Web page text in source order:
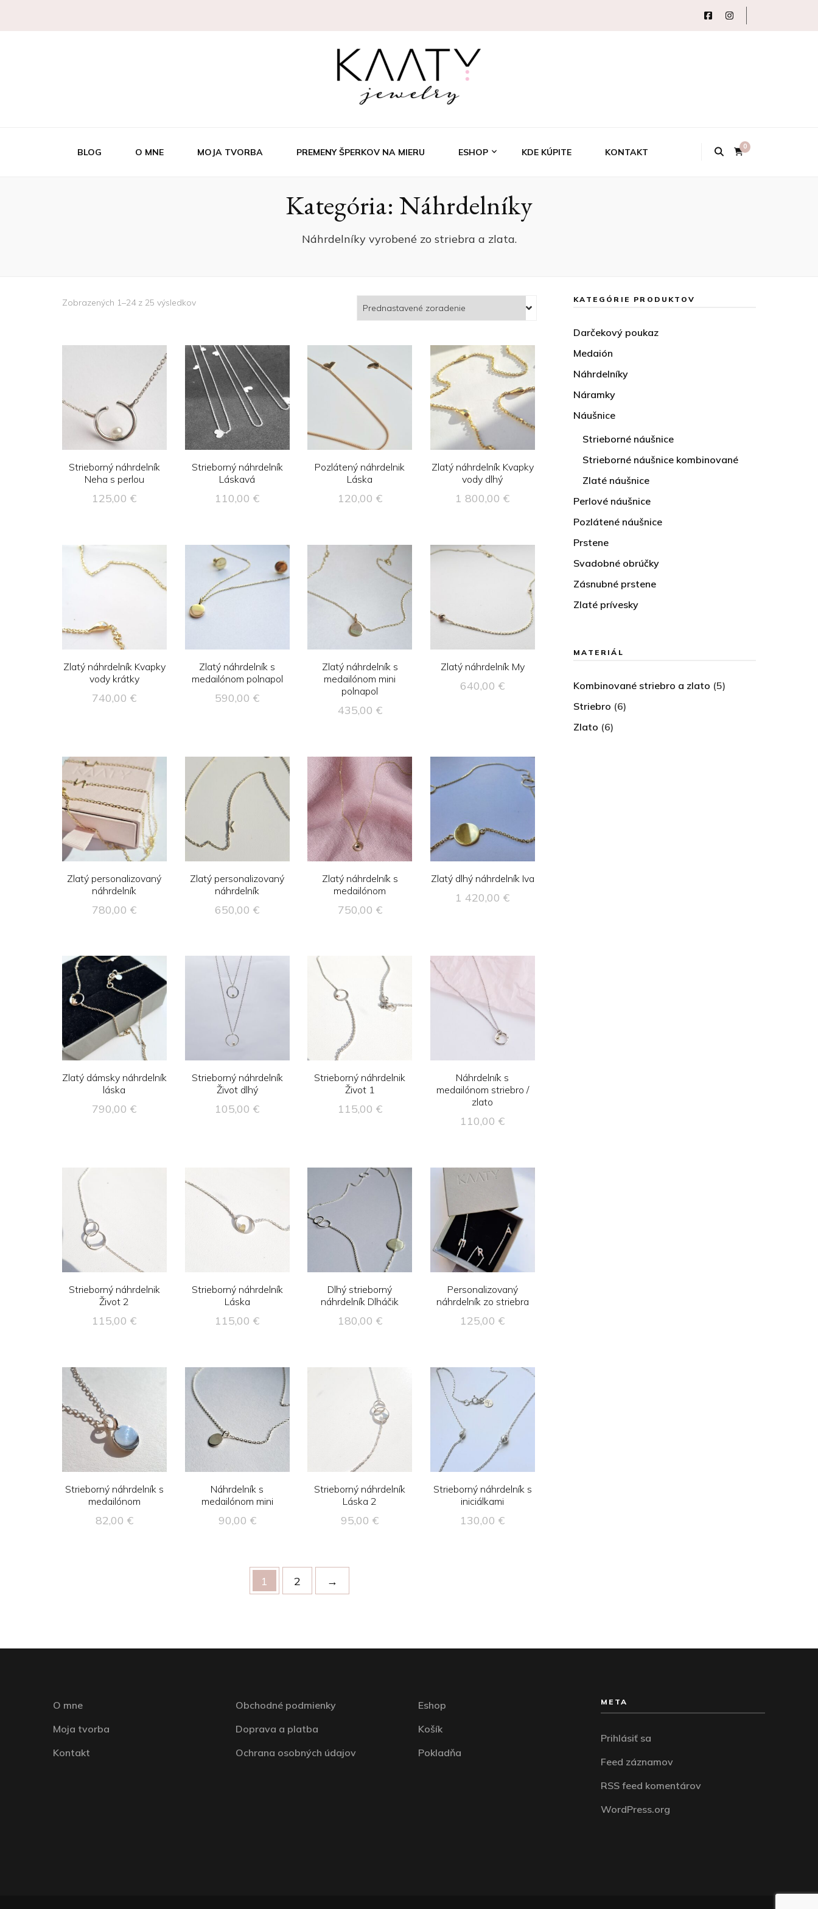
Kaaty Jewelry
BLOG O MNE MOJA TVORBA PREMENY ŠPERKOV NA MIERU ESHOP KDE KÚPITE KONTAKT
0
Kategória: Náhrdelníky
Náhrdelníky vyrobené zo striebra a zlata.
Zobrazených 1–24 z 25 výsledkov
Strieborný náhrdelník
Neha s perlou
125,00€
Strieborný náhrdelník
Láskavá
110,00€
Pozlátený náhrdelnik
Láska
120,00 €
Zlatý náhrdelník Kvapky
vody dlhý
1 800,00€
Zlatý náhrdelník Kvapky
vody krátky
740,00€
Zlatý náhrdelník s
medailónom polnapol
590,00€
Zlatý náhrdelník s
medailónom mini
polnapol
435,00 €
Zlatý náhrdelník My
640,00€
Zlatý personalizovaný
náhrdelník
780,00€
Zlatý personalizovaný
náhrdelník
650,00€
Zlatý náhrdelník s
medailónom
750,00 €
Zlatý dlhý náhrdelník Iva
1 420,00€
Zlatý dámsky náhrdelník
láska
790,00€
Strieborný náhrdelník
Život dlhý
105,00€
Strieborný náhrdelnik
Život 1
115,00 €
Náhrdelník s
medailónom striebro /
zlato
110,00€
Strieborný náhrdelnik
Život 2
115,00€
Strieborný náhrdelník
Láska
115,00€
Dlhý strieborný
náhrdelník Dlháčik
180,00 €
Personalizovaný
náhrdelník zo striebra
125,00€
Strieborný náhrdelník s
medailónom
82,00 €
Náhrdelník s
medailónom mini
90,00 €
Strieborný náhrdelník
Láska 2
95,00€
Strieborný náhrdelník s
iniciálkami
130,00€
1 2 →
KATEGÓRIE PRODUKTOV
Darčekový poukaz
Medaión
Náhrdelníky
Náramky
Náušnice
Strieborné náušnice
Strieborné náušnice kombinované
Zlaté náušnice
Perlové náušnice
Pozlátené náušnice
Prstene
Svadobné obrúčky
Zásnubné prstene
Zlaté prívesky
MATERIÁL
Kombinované striebro a zlato (5)
Striebro (6)
Zlato (6)
O mne
Moja tvorba
Kontakt
Obchodné podmienky
Doprava a platba
Ochrana osobných údajov
Eshop
Košík
Pokladňa
META
Prihlásiť sa
Feed záznamov
RSS feed komentárov
WordPress.org